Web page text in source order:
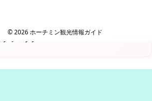
© 2026 ホーチミン観光情報ガイド
ック ベトナム
本基準の美肌ケア｜シミ・たるみ・美白
リニック